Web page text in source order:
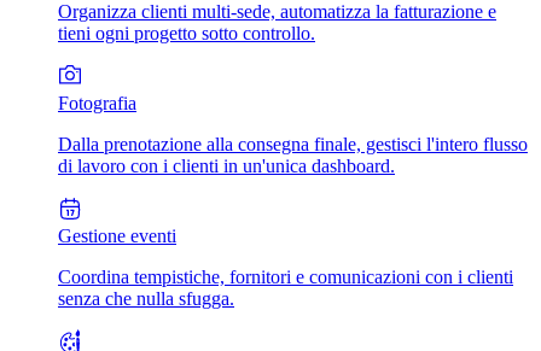
Organizza clienti multi-sede, automatizza la fatturazione e
tieni ogni progetto sotto controllo.
Fotografia
Dalla prenotazione alla consegna finale, gestisci l'intero flusso
di lavoro con i clienti in un'unica dashboard.
Gestione eventi
Coordina tempistiche, fornitori e comunicazioni con i clienti
senza che nulla sfugga.